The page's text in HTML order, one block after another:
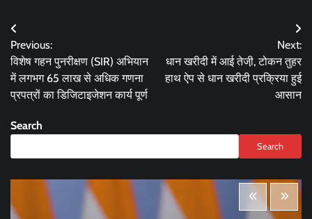
Post
navigation
Previous:
विशेष गहन पुनरीक्षण (SIR) अभियान
में लगभग 65 लाख से अधिक गणना
प्रपत्रों का डिजिटाइजेशन कार्य पूर्ण
Next:
धान खरीदी में आई तेजी़, टोकन तुहर
हाथ ऐप से धान खरीदी प्रक्रिया हुई
आसान
Search
Search